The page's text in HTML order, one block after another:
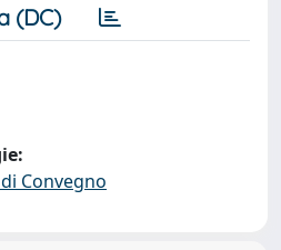
(DC)
Convegno